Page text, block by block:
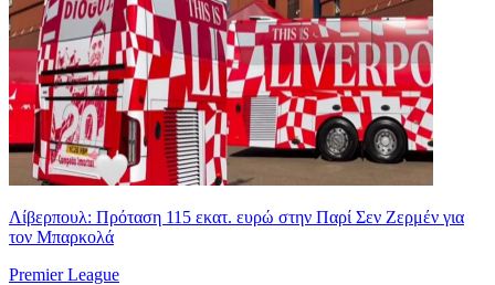
Λίβερπουλ: Πρόταση 115 εκατ. ευρώ στην Παρί Σεν Ζερμέν για
τον Μπαρκολά
Premier League